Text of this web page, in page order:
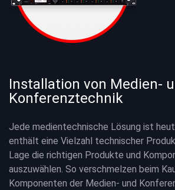
Installation von Medien-
Konferenztechnik
Jede medientechnische Lösung ist
enthält eine Vielzahl technischer
Lage die richtigen Produkte und
auszuwählen. So verschmelzen beim
Komponenten der Medien- und